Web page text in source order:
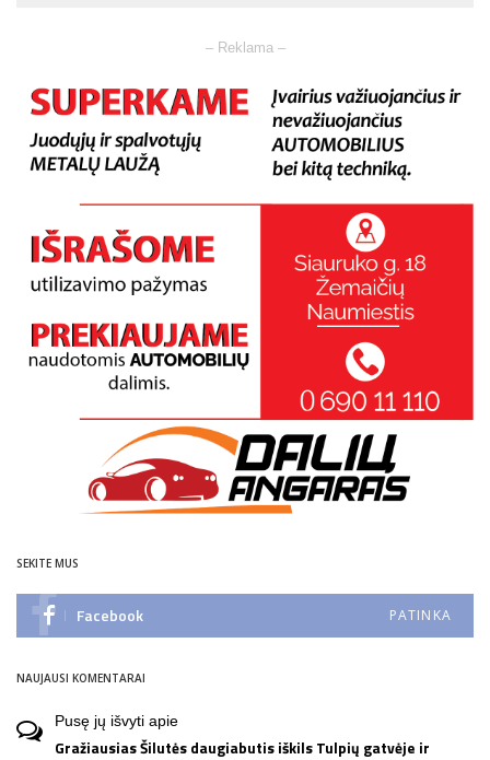
– Reklama –
SEKITE MUS
Facebook PATINKA
NAUJAUSI KOMENTARAI
Pusę jų išvyti apie
Gražiausias Šilutės daugiabutis iškils Tulpių gatvėje ir